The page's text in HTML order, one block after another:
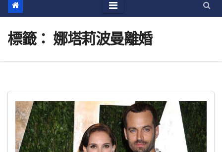
標籤： 娜塔莉波曼離婚